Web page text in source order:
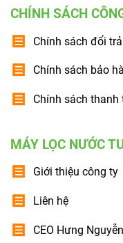
CHÍNH SÁCH
Chính sách đổi
Chính sách bảo
Chính sách thanh
MÁY LỌC NƯỚC
Giới thiệu công ty
Liên hệ
CEO Hưng Nguyễn